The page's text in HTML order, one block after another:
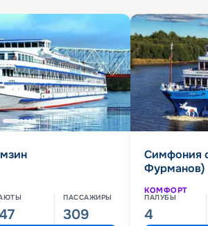
ПАССАЖИРЫ
309
Симфония
Фурманов)
КОМФОРТ
ПАЛУБЫ
4